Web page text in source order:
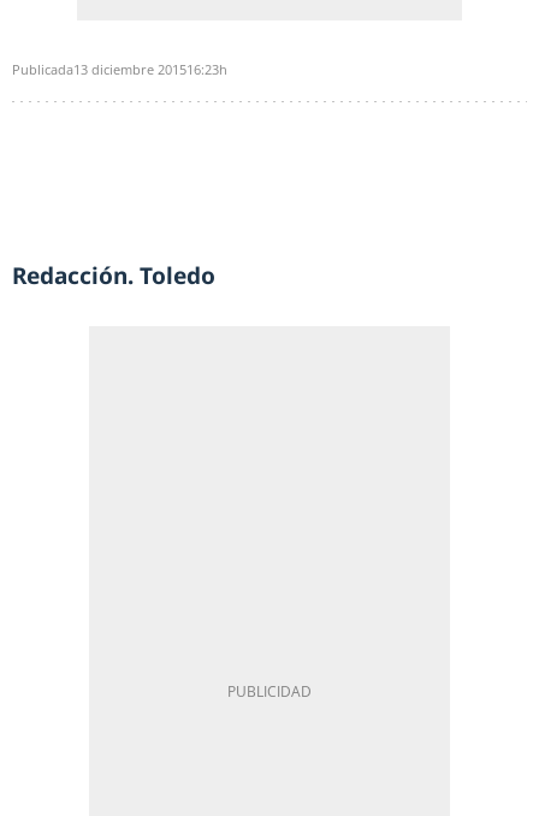
Publicada13 diciembre 201516:23h
Redacción. Toledo